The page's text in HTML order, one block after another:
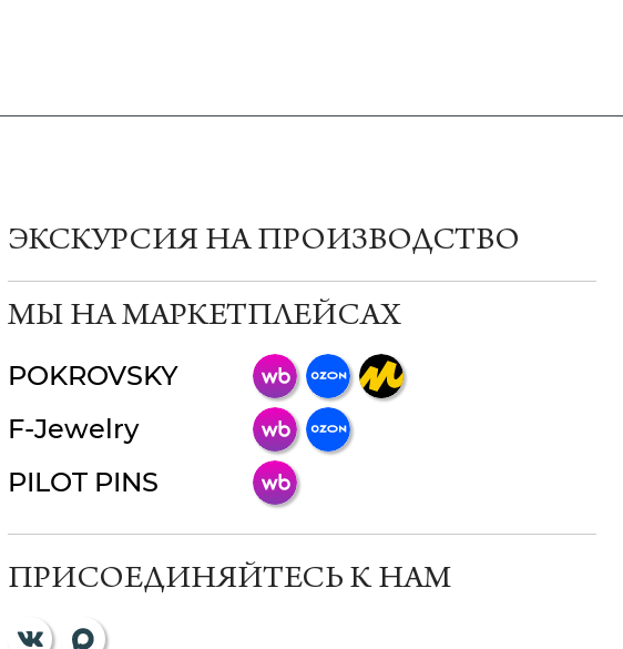
ЭКСКУРСИЯ НА ПРОИЗВОДСТВО
МЫ НА МАРКЕТПЛЕЙСАХ
POKROVSKY
F-Jewelry
PILOT PINS
ПРИСОЕДИНЯЙТЕСЬ К НАМ
ChatApp
Мессенджеры
мессенджер!